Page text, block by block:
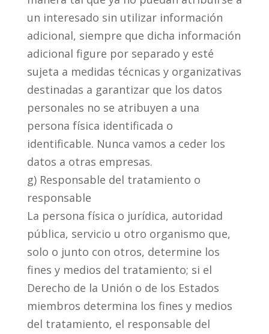
un interesado sin utilizar información
adicional, siempre que dicha información
adicional figure por separado y esté
sujeta a medidas técnicas y organizativas
destinadas a garantizar que los datos
personales no se atribuyen a una
persona física identificada o
identificable. Nunca vamos a ceder los
datos a otras empresas.
g) Responsable del tratamiento o
responsable
La persona física o jurídica, autoridad
pública, servicio u otro organismo que,
solo o junto con otros, determine los
fines y medios del tratamiento; si el
Derecho de la Unión o de los Estados
miembros determina los fines y medios
del tratamiento, el responsable del